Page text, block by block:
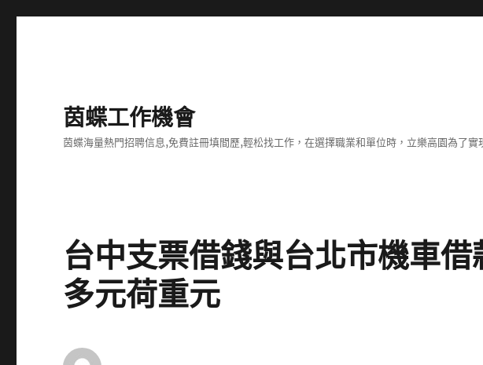
茵蝶工作機會
茵蝶海量熱門招聘信息,免費註冊填間歷,輕松找工作，在選擇職業和單位時，立樂高園為了
台中支票借錢與台北市機車
多元荷重元